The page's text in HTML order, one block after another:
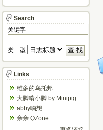
Search
关键字
类 型
Links
维多的乌托邦
大脚啃小脚 by Minipig
abby响想
亲亲 QZone